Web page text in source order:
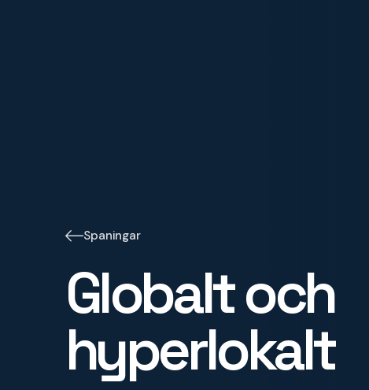
Spaningar
Globalt och
hyperlokalt